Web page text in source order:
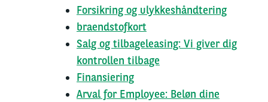
Forsikring og ulykkeshåndtering
braendstofkort
Salg og tilbageleasing: Vi giver dig
kontrollen tilbage
Finansiering
Arval for Employee: Beløn dine